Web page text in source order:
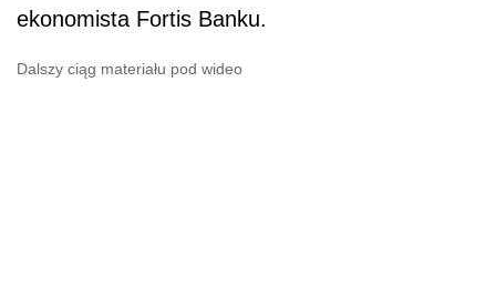
ekonomista Fortis Banku.
Dalszy ciąg materiału pod wideo